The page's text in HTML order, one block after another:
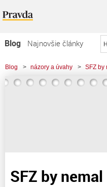
Blog
Najnovšie články
Najčítanejšie články
Najkomentovanejšie články
Blog > názory a úvahy > SFZ by
SFZ by